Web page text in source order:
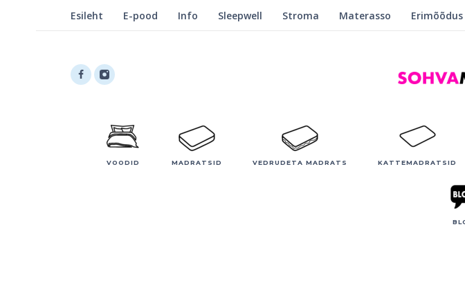
Esileht E-pood Info Sleepwell Stroma Materasso
VOODID MADRATSID VEDRUDETA MADRATS KATTEMADRATSID